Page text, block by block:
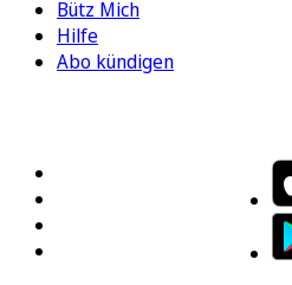
Bütz Mich
Hilfe
Abo kündigen